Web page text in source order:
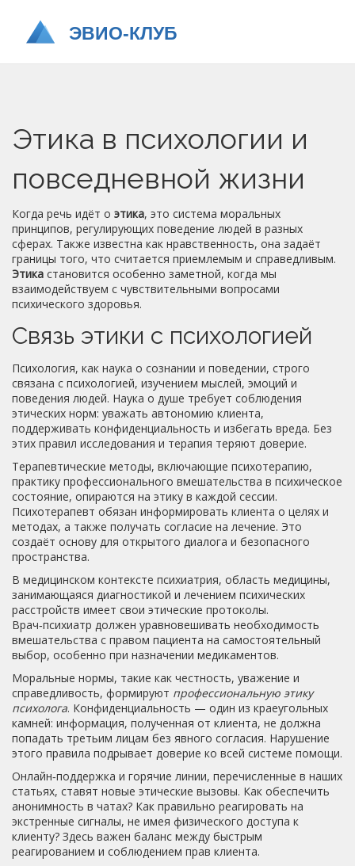
Этика в психологии и
повседневной жизни
Когда речь идёт о этика, это система моральных
принципов, регулирующих поведение людей в разных
сферах. Также известна как нравственность, она задаёт
границы того, что считается приемлемым и справедливым.
Этика становится особенно заметной, когда мы
взаимодействуем с чувствительными вопросами
психического здоровья.
Связь этики с психологией
Психология, как наука о сознании и поведении, строго
связана с психологией, изучением мыслей, эмоций и
поведения людей. Наука о душе требует соблюдения
этических норм: уважать автономию клиента,
поддерживать конфиденциальность и избегать вреда. Без
этих правил исследования и терапия теряют доверие.
Терапевтические методы, включающие психотерапию,
практику профессионального вмешательства в психическое
состояние, опираются на этику в каждой сессии.
Психотерапевт обязан информировать клиента о целях и
методах, а также получать согласие на лечение. Это
создаёт основу для открытого диалога и безопасного
пространства.
В медицинском контексте психиатрия, область медицины,
занимающаяся диагностикой и лечением психических
расстройств имеет свои этические протоколы.
Врач‑психиатр должен уравновешивать необходимость
вмешательства с правом пациента на самостоятельный
выбор, особенно при назначении медикаментов.
Моральные нормы, такие как честность, уважение и
справедливость, формируют профессиональную этику
психолога. Конфиденциальность — один из краеугольных
камней: информация, полученная от клиента, не должна
попадать третьим лицам без явного согласия. Нарушение
этого правила подрывает доверие ко всей системе помощи.
Онлайн‑поддержка и горячие линии, перечисленные в наших
статьях, ставят новые этические вызовы. Как обеспечить
анонимность в чатах? Как правильно реагировать на
экстренные сигналы, не имея физического доступа к
клиенту? Здесь важен баланс между быстрым
реагированием и соблюдением прав клиента.